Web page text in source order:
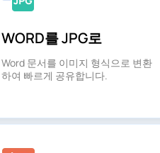
WORD를 JPG로
Word 문서를 이미지 형식으로 변환
하여 빠르게 공유합니다.